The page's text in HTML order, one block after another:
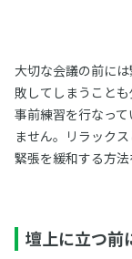
大切な会議の前に
敗してしまうこと
事前練習を行なっ
ません。リラック
緊張を緩和する方法
壇上に立つ前